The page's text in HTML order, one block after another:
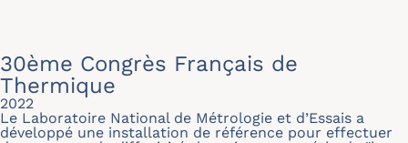
30ème Congrès Français de
Thermique
2022
Le Laboratoire National de Métrologie et d’Essais a
développé une installation de référence pour effectuer